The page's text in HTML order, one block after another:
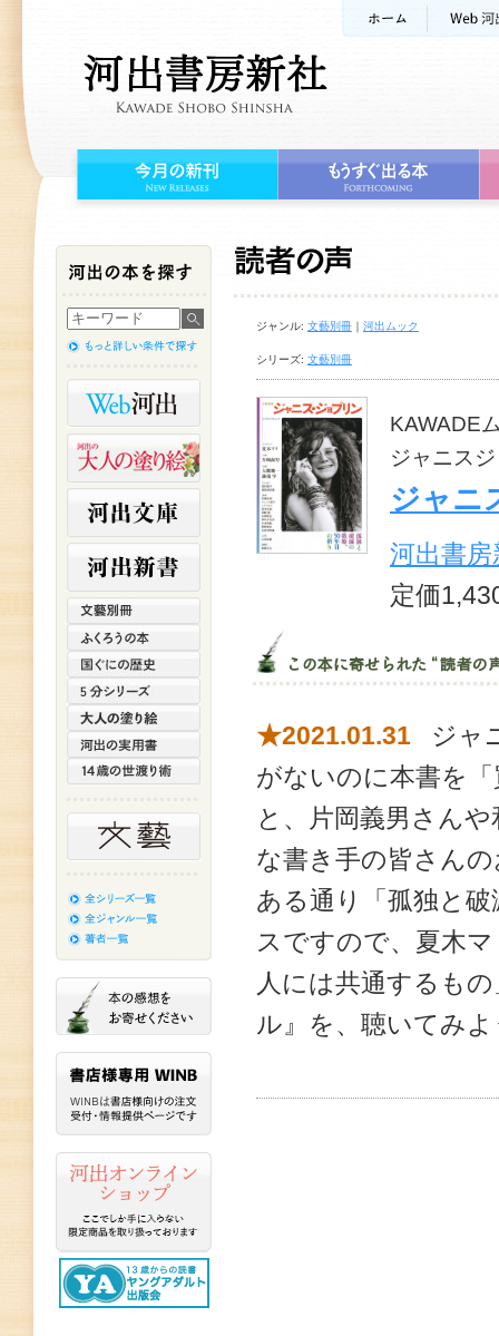
ジャンル: 文藝別冊 ｜ 河出ムック
シリーズ: 文藝別冊
KAWADE
ジャニス
ジャニ
河出書
定価
★2021.01.31 ジャ
がないのに本書を
と、片岡義男さん
な書き手の皆さん
ある通り「孤独と
スですので、夏木
人には共通するも
ル』を、聴いてみ